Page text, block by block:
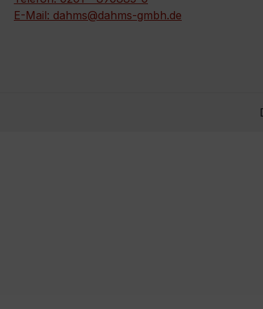
E-Mail: dahms@dahms-gmbh.de